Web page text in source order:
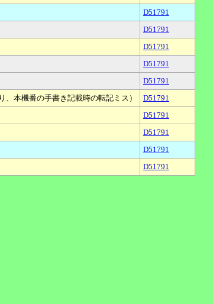
D51791
D51791
D51791
D51791
D51791
本機番の手書き記載時の転記ミス）
D51791
D51791
D51791
D51791
D51791